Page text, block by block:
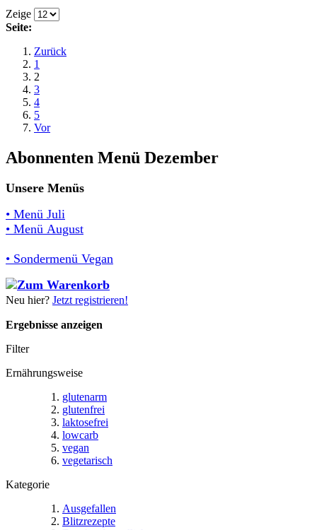
Zeige
Seite:
Zurück
1
2
3
4
5
Vor
Abonnenten Menü Dezember
Unsere Menüs
• Menü Juli
• Menü August
• Sondermenü Vegan
Neu hier? Jetzt registrieren!
Ergebnisse anzeigen
Filter
Ernährungsweise
glutenarm
glutenfrei
laktosefrei
lowcarb
vegan
vegetarisch
Kategorie
Ausgefallen
Blitzrezepte